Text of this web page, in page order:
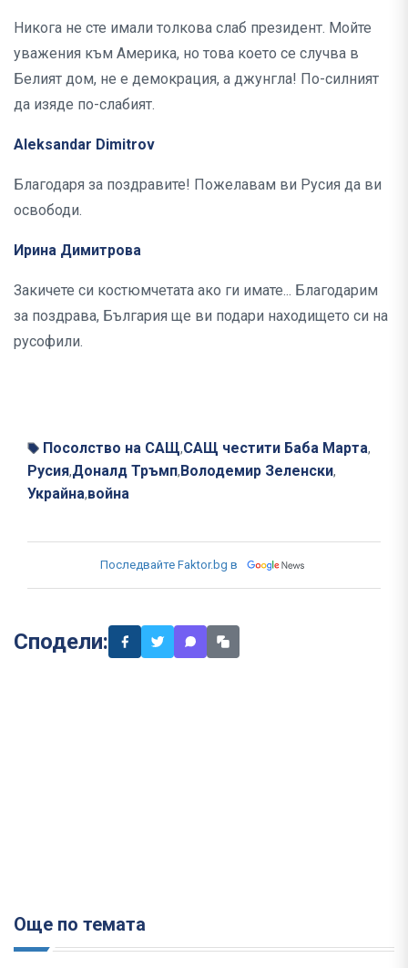
Никога не сте имали толкова слаб президент. Мойте
уважения към Америка, но това което се случва в
Белият дом, не е демокрация, а джунгла! По-силният
да изяде по-слабият.
Aleksandar Dimitrov
Благодаря за поздравите! Пожелавам ви Русия да ви
освободи.
Ирина Димитрова
Закичете си костюмчетата ако ги имате... Благодарим
за поздрава, България ще ви подари находището си на
русофили.
Посолство на САЩ,САЩ честити Баба Марта,
Русия,Доналд Тръмп, Володемир Зеленски,
Украйна,война
Последвайте Faktor.bg в
Сподели:
Още по темата